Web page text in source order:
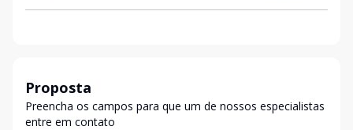
Proposta
Preencha os campos para que um de nossos especialistas
entre em contato